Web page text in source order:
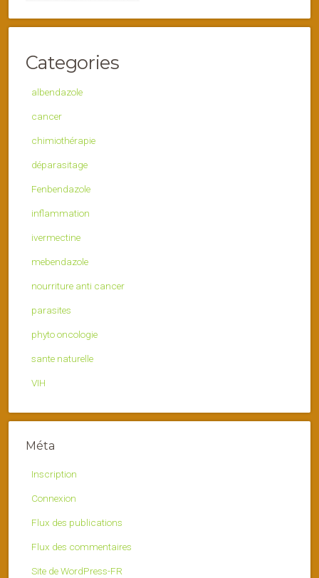
Categories
albendazole
cancer
chimiothérapie
déparasitage
Fenbendazole
inflammation
ivermectine
mebendazole
nourriture anti cancer
parasites
phyto oncologie
sante naturelle
VIH
Méta
Inscription
Connexion
Flux des publications
Flux des commentaires
Site de WordPress-FR